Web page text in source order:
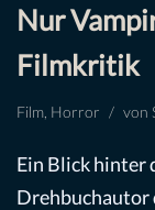
Nur
Filmkritik
Film Horror von
Ein Blick hinter
Drehbuchautor